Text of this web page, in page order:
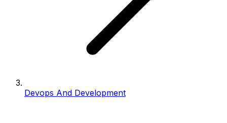
Devops And Development